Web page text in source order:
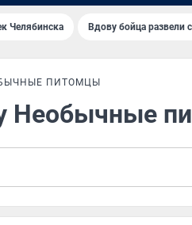
Челябинска Вдову бойца развели
ПИТОМЦЫ
Необычные